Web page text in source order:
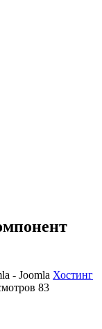
Хостинг
83